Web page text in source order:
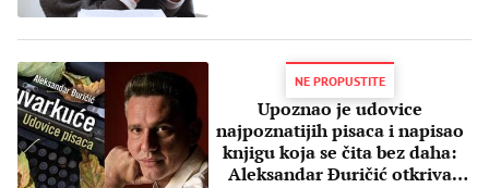
NE PROPUSTITE
Upoznao je udovice
najpoznatijih pisaca i napisao
knjigu koja se čita bez daha:
Aleksandar Đuričić otkriva